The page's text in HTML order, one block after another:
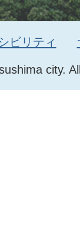
city.
ビリティ